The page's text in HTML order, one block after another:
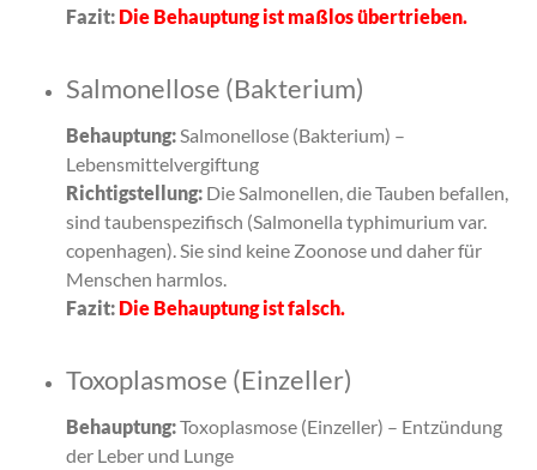
Fazit: Die Behauptung ist maßlos übertrieben.
Salmonellose (Bakterium)
Behauptung: Salmonellose (Bakterium) –
Lebensmittelvergiftung
Richtigstellung: Die Salmonellen, die Tauben befallen,
sind taubenspezifisch (Salmonella typhimurium var.
copenhagen). Sie sind keine Zoonose und daher für
Menschen harmlos.
Fazit: Die Behauptung ist falsch.
Toxoplasmose (Einzeller)
Behauptung:Toxoplasmose (Einzeller) – Entzündung
der Leber und Lunge